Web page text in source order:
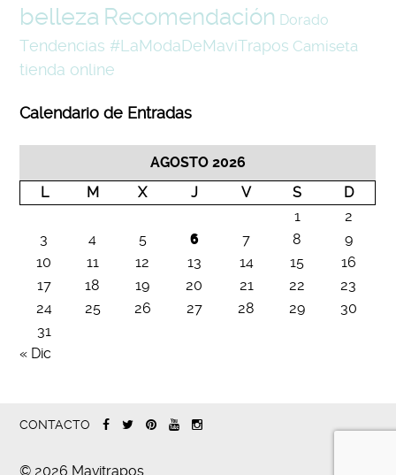
belleza Recomendación Dorado
Tendencias #LaModaDeMaviTrapos Camiseta
tienda online
Calendario de Entradas
AGOSTO 2026
L
M X J V S
D
1
2
3
4 5 6 7 8
9
10
11 12 13 14 15
16
17
18 19 20 21 22
23
24
25 26 27 28 29
30
31
« Dic
CONTACTO
© 2026 Mavitrapos